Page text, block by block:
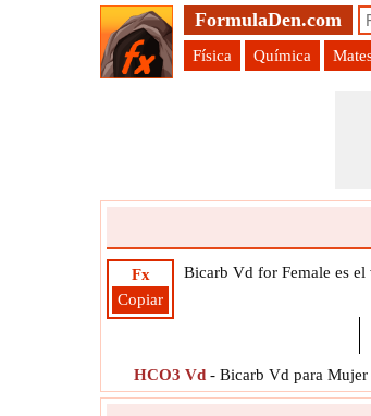
FormulaDen.com
Física Química
Fx
Copiar
Bicarb Vd for Female es
HCO3 Vd -Bicarb Vd para Mujer